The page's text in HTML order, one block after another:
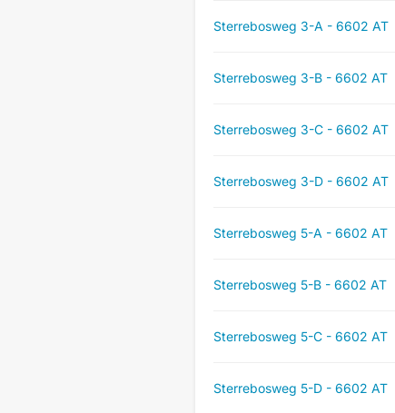
Sterrebosweg 3-A - 6602 AT
Sterrebosweg 3-B - 6602 AT
Sterrebosweg 3-C - 6602 AT
Sterrebosweg 3-D - 6602 AT
Sterrebosweg 5-A - 6602 AT
Sterrebosweg 5-B - 6602 AT
Sterrebosweg 5-C - 6602 AT
Sterrebosweg 5-D - 6602 AT